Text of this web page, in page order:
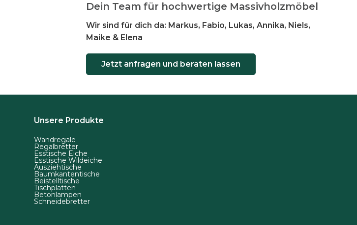
Dein Team für hochwertige Massivholzmöbel
Wir sind für dich da: Markus, Fabio, Lukas, Annika, Niels,
Maike & Elena
Jetzt anfragen und beraten lassen
Unsere Produkte
Wandregale
Regalbretter
Esstische Eiche
Esstische Wildeiche
Ausziehtische
Baumkantentische
Beistelltische
Tischplatten
Betonlampen
Schneidebretter